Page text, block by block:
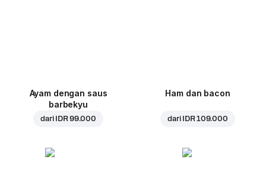
Ayam dengan saus
barbekyu
dari IDR 99.000
Ham dan bacon
dari IDR 109.000